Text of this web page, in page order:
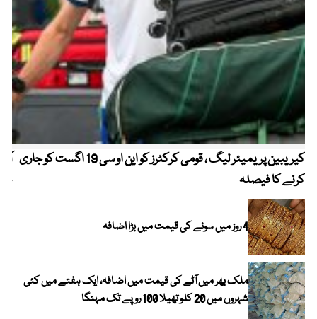
کیریبین پریمیئر لیگ ، قومی کرکٹرز کو این او سی 19 اگست کو جاری
کرنے کا فیصلہ
4 روز میں سونے کی قیمت میں بڑا اضافہ
ملک بھر میں آٹے کی قیمت میں اضافہ، ایک ہفتے میں کئی
شہروں میں 20 کلو تھیلا 100 روپے تک مہنگا